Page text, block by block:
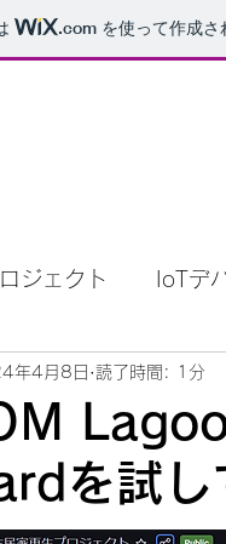
.com を使って作成
ジェクト IoTデ
を試し
年4月8日 読了時間: 1分